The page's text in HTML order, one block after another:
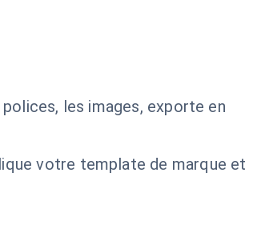
les images, exporte en
votre template de marque et